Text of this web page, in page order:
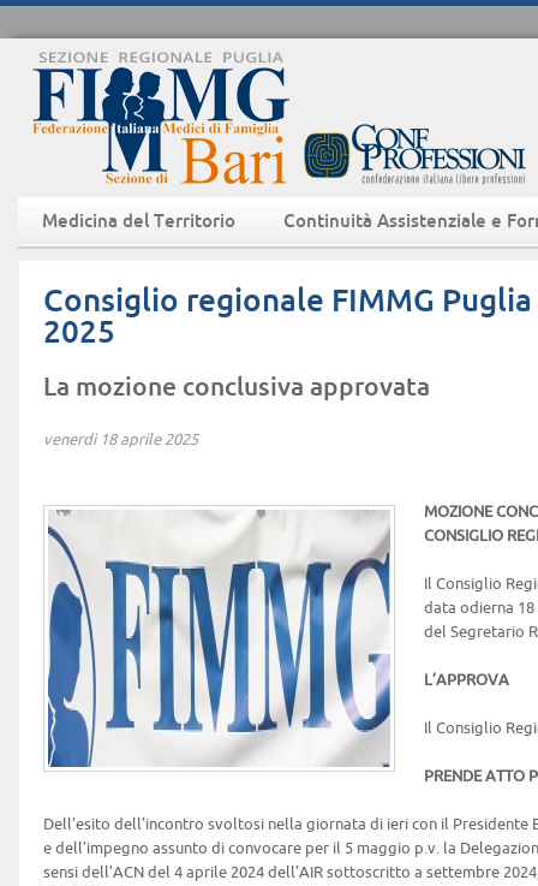
Medicina del Territorio Continuità Assistenziale e
Consiglio regionale FIMMG
2025
La mozione conclusiva approvata
venerdì 18 aprile 2025
MOZIONE
CONSIGLIO
Il Consiglio
data odierna
del Segretario
L’APPROVA
Il Consiglio
PRENDE ATTO
Dell’esito dell’incontro svoltosi nella giornata di ieri con il Presidente
e dell’impegno assunto di convocare per il 5 maggio p.v. la
sensi dell’ACN del 4 aprile 2024 dell’AIR sottoscritto a settembre